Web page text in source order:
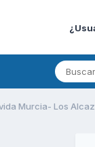
Murcia- Los